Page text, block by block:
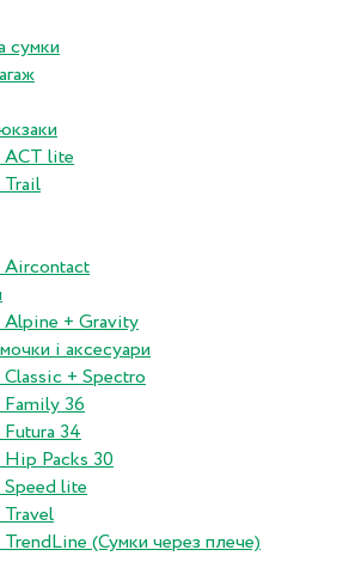
сумки
ACT lite
Trail
Aircontact
Alpine + Gravity
і аксесуари
+ Spectro
Family 36
34
Hip Packs 30
Speed lite
(Сумки через плече)